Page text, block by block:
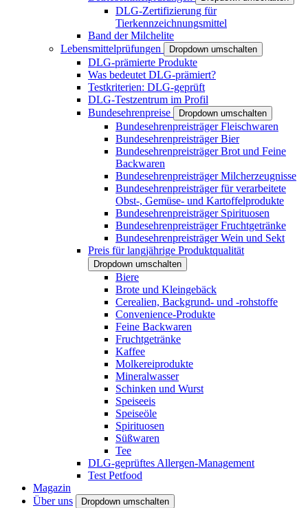
DLG-Zertifizierung für
Tierkennzeichnungsmittel
Band der Milchelite
Lebensmittelprüfungen
Dropdown umschalten
DLG-prämierte Produkte
Was bedeutet DLG-prämiert?
Testkriterien: DLG-geprüft
DLG-Testzentrum im Profil
Bundesehrenpreise
Dropdown umschalten
Bundesehrenpreisträger Fleischwaren
Bundesehrenpreisträger Bier
Bundesehrenpreisträger Brot und Feine
Backwaren
Bundesehrenpreisträger Milcherzeugnisse
Bundesehrenpreisträger für verarbeitete
Obst-, Gemüse- und Kartoffelprodukte
Bundesehrenpreisträger Spirituosen
Bundesehrenpreisträger Fruchtgetränke
Bundesehrenpreisträger Wein und Sekt
Preis für langjährige Produktqualität
Dropdown umschalten
Biere
Brote und Kleingebäck
Cerealien, Backgrund- und -rohstoffe
Convenience-Produkte
Feine Backwaren
Fruchtgetränke
Kaffee
Molkereiprodukte
Mineralwasser
Schinken und Wurst
Speiseeis
Speiseöle
Spirituosen
Süßwaren
Tee
DLG-geprüftes Allergen-Management
Test Petfood
Magazin
Über uns
Dropdown umschalten